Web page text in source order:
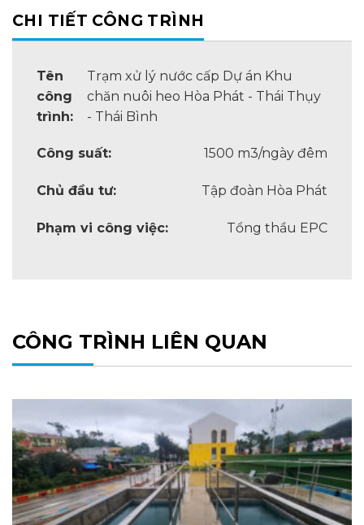
CHI TIẾT CÔNG TRÌNH
Tên
công
trình:
Trạm xử lý nước cấp Dự án Khu
chăn nuôi heo Hòa Phát - Thái Thụy
- Thái Bình
Công suất: 1500 m3/ngày đêm
Chủ đầu tư: Tập đoàn Hòa Phát
Phạm vi công việc: Tổng thầu EPC
CÔNG TRÌNH LIÊN QUAN